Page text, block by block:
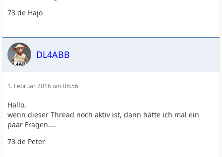
73 de Hajo
DL4ABB
1. Februar 2016 um 08:56
Hallo,
wenn dieser Thread noch aktiv ist, dann hätte ich mal ein
paar Fragen....
73 de Peter